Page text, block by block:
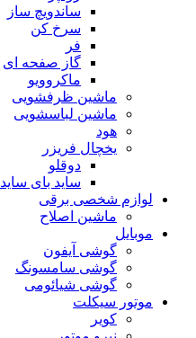
ساندویچ ساز
سرخ کن
فر
گاز صفحه ای
ماکروویو
ماشین ظرفشویی
ماشین لباسشویی
هود
یخچال فریزر
دوقلو
ساید بای ساید
لوازم شخصی برقی
ماشین اصلاح
موبایل
گوشی آیفون
گوشی سامسونگ
گوشی شیائومی
موتور سیکلت
کویر